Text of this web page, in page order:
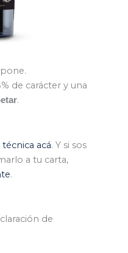
de carácter y una
.
acá. Y si sos
a tu carta,
.
de